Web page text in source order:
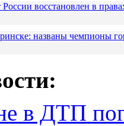
восстановлен в
названы чемпионы
в ДТП